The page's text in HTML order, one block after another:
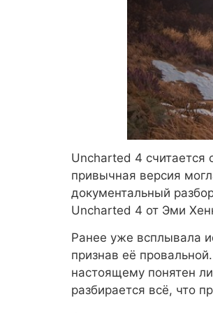
Uncharted 4 считается
привычная версия
документальный
Uncharted 4 от Эми
Ранее уже всплывала
признав её
настоящему понятен
разбирается всё, что